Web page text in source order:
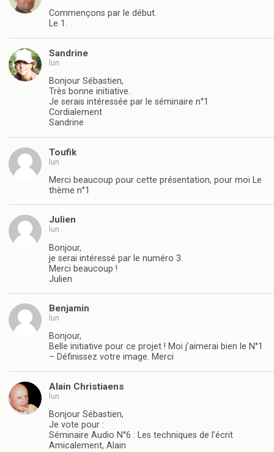
Commençons par le début.
Le 1.
Sandrine
lun
Bonjour Sébastien,
Très bonne initiative.
Je serais intéressée par le séminaire n°1
Cordialement
Sandrine
Toufik
lun
Merci beaucoup pour cette présentation, pour moi Le
thème n°1
Julien
lun
Bonjour,
je serai intéressé par le numéro 3.
Merci beaucoup !
Julien
Benjamin
lun
Bonjour,
Belle initiative pour ce projet ! Moi j’aimerai bien le N°1
– Définissez votre image. Merci
Alain Christiaens
lun
Bonjour Sébastien,
Je vote pour :
Séminaire Audio N°6 : Les techniques de l’écrit
Amicalement, Alain